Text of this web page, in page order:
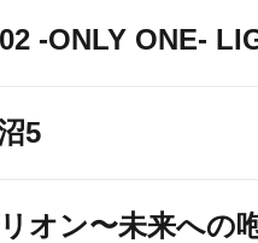
-ONLY ONE-
5
オン〜未来への